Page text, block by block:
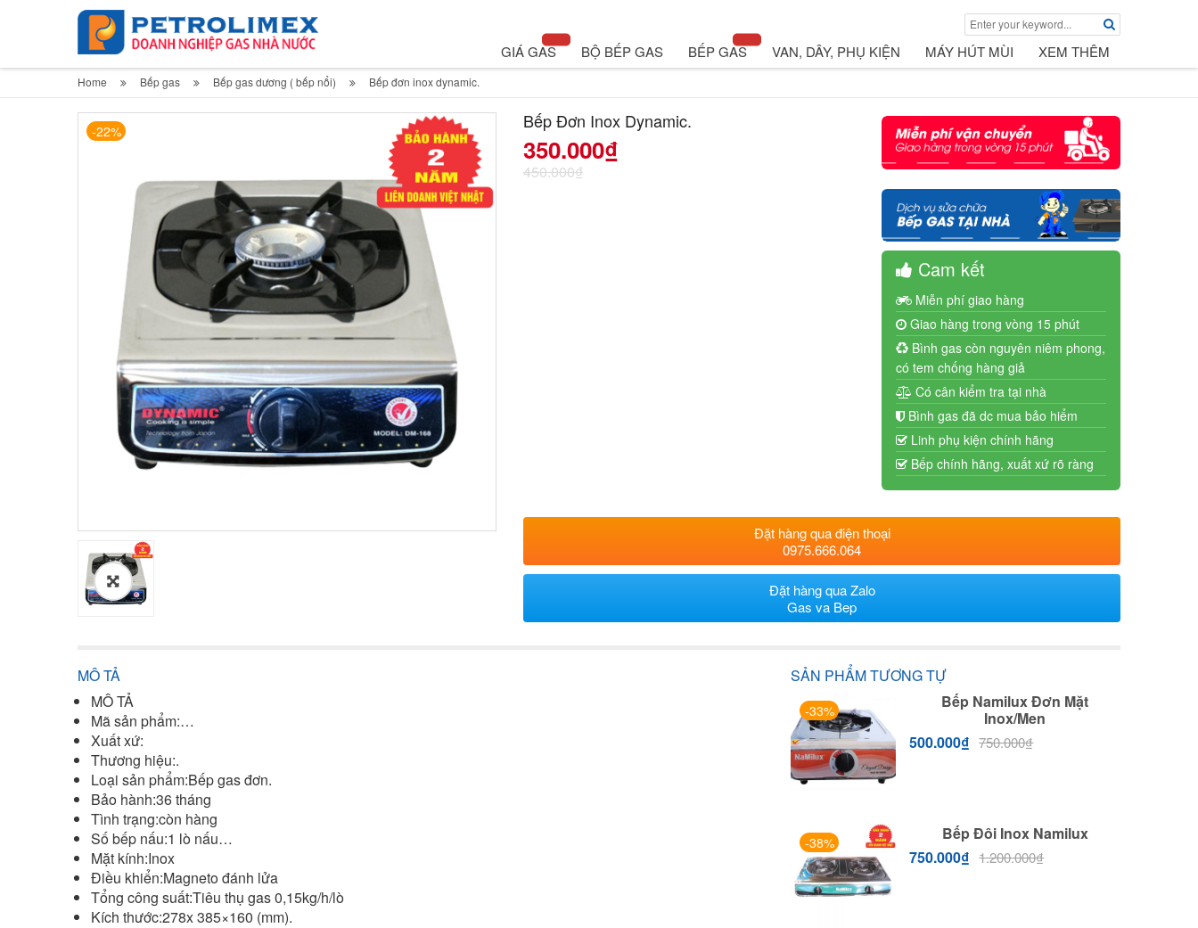
GIÁ GAS BỘ BẾP GAS BẾP GAS VAN, DÂY, PHỤ KIỆN MÁY HÚT MÙI XEM THÊM
Home Bếp gas Bếp gas dương ( bếp nổi) Bếp đơn inox dynamic.
-22% Bếp Đơn Inox Dynamic.
450.000₫
350.000₫
Cam kết
Miễn phí giao hàng
Giao hàng trong vòng 15 phút
Bình gas còn nguyên niêm phong,
có tem chống hàng giả
Có cân kiểm tra tại nhà
Bình gas đã dc mua bảo hiểm
Linh phụ kiện chính hãng
Bếp chính hãng, xuất xứ rõ ràng
Đặt hàng qua điện thoại
0975.666.064
Đặt hàng qua Zalo
Gas va Bep
MÔ TẢ
MÔ TẢ
Mã sản phẩm:…
Xuất xứ:
Thương hiệu:.
Loại sản phẩm:Bếp gas đơn.
Bảo hành:36 tháng
Tình trạng:còn hàng
Số bếp nấu:1 lò nấu…
Mặt kính:Inox
Điều khiển:Magneto đánh lửa
Tổng công suất:Tiêu thụ gas 0,15kg/h/lò
Kích thước:278x 385×160 (mm).
SẢN PHẨM TƯƠNG TỰ
-33%
Bếp Namilux Đơn Mặt
Inox/Men
750.000₫
500.000₫
-38% Bếp Đôi Inox Namilux
1.200.000₫
750.000₫